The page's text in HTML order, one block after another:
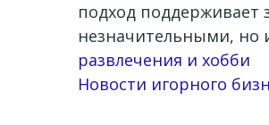
подход
незначительными, но
развлечения и хобби
Новости игорного